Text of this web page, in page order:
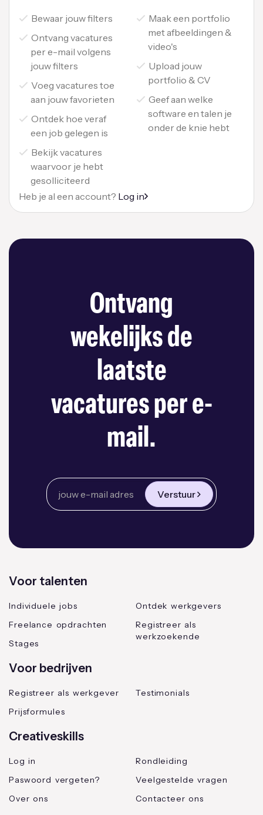
Bewaar jouw filters
Ontvang vacatures
per e-mail volgens
jouw filters
Voeg vacatures toe
aan jouw favorieten
Ontdek hoe veraf
een job gelegen is
Bekijk vacatures
waarvoor je hebt
gesolliciteerd
Maak een portfolio
met afbeeldingen &
video's
Upload jouw
portfolio & CV
Geef aan welke
software en talen je
onder de knie hebt
Heb je al een account? Log in
Ontvang
wekelijks de
laatste
vacatures per e-
mail.
Verstuur
Voor talenten
Individuele jobs
Freelance opdrachten
Stages
Ontdek werkgevers
Registreer als
werkzoekende
Voor bedrijven
Registreer als werkgever
Prijsformules
Testimonials
Creativeskills
Log in
Paswoord vergeten?
Over ons
Rondleiding
Veelgestelde vragen
Contacteer ons